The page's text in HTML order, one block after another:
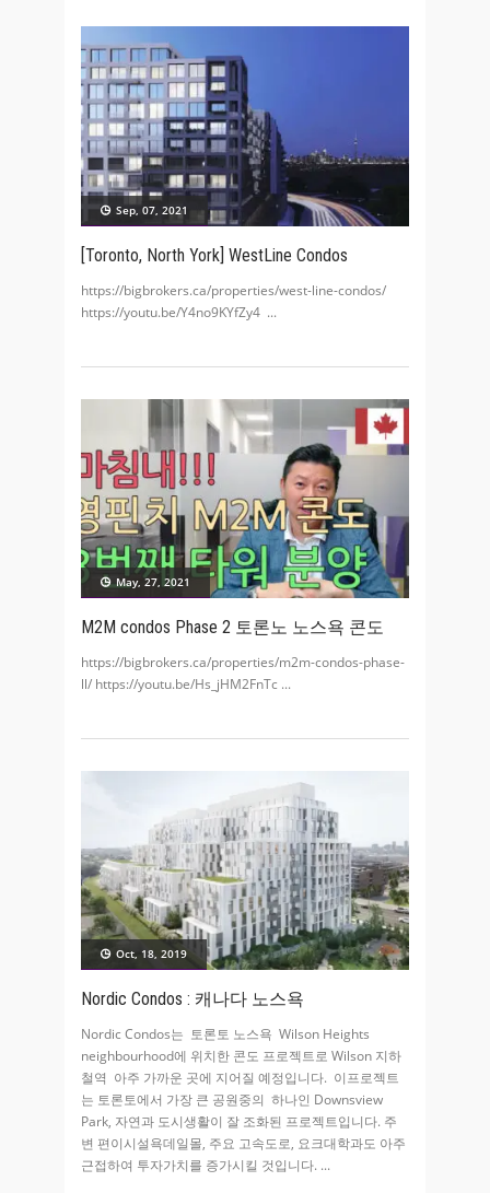
Sep, 07, 2021
[Toronto, North York] WestLine Condos
https://bigbrokers.ca/properties/west-line-condos/
https://youtu.be/Y4no9KYfZy4
May, 27, 2021
M2M condos Phase 2 토론노 노스욕 콘도
https://bigbrokers.ca/properties/m2m-condos-phase-
ll/ https://youtu.be/Hs_jHM2FnTc
Oct, 18, 2019
Nordic Condos : 캐나다 노스욕
Nordic Condos는 토론토 노스욕 Wilson Heights
neighbourhood에 위치한 콘도 프로젝트로 Wilson 지하
철역 아주 가까운 곳에 지어질 예정입니다. 이프로젝트
는 토론토에서 가장 큰 공원중의 하나인 Downsview
Park, 자연과 도시생활이 잘 조화된 프로젝트입니다. 주
변 편이시설욕데일몰, 주요 고속도로, 요크대학과도 아주
근접하여 투자가치를 증가시킬 것입니다.